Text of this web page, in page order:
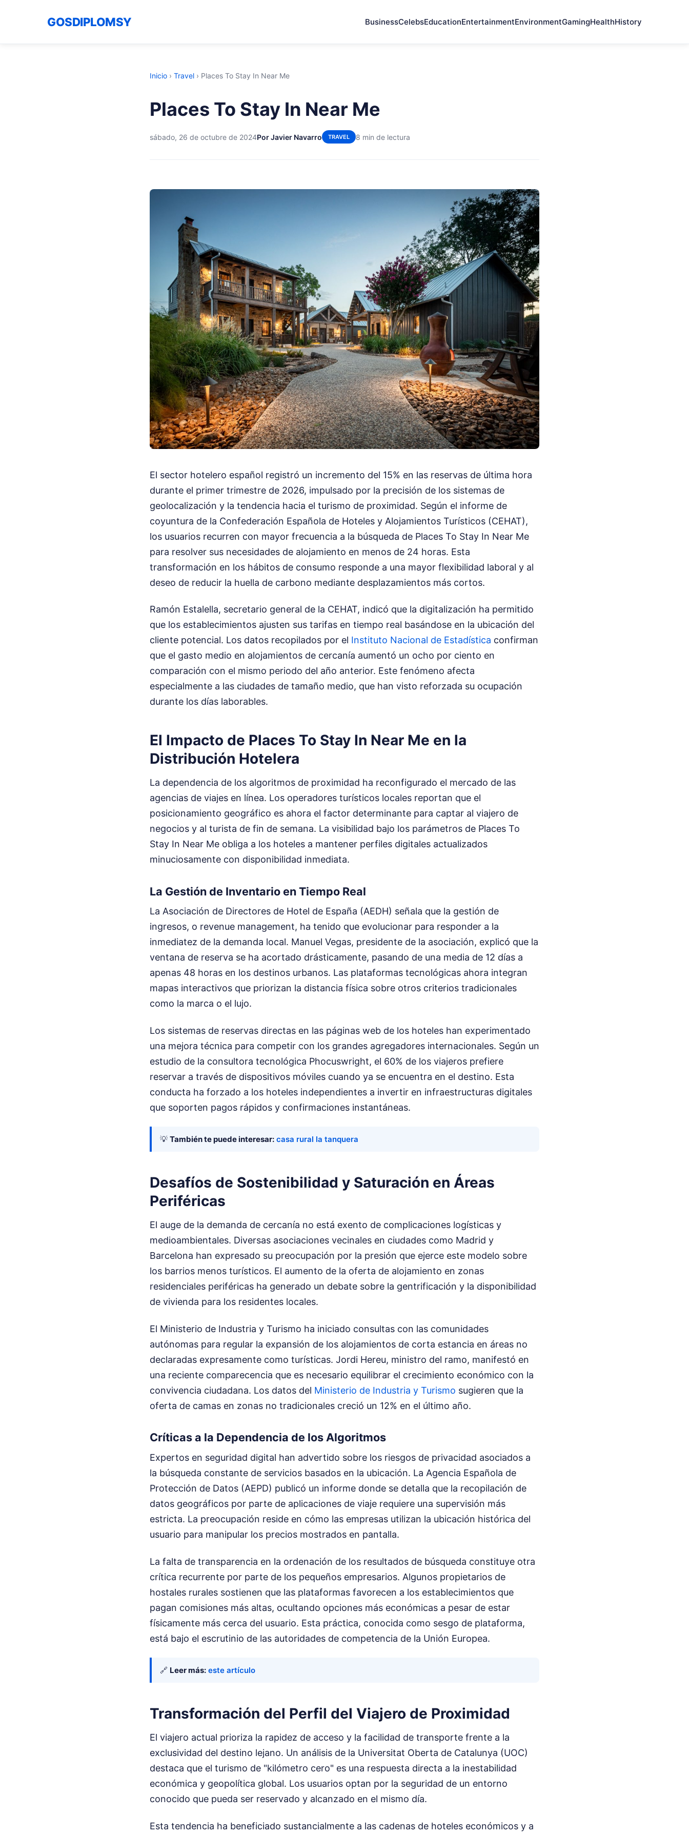
GOSDIPLOMSY BusinessCelebsEducationEntertainmentEnvironmentGamingHealthHistory
Inicio › Travel › Places To Stay In Near Me
Places To Stay In Near Me
sábado, 26 de octubre de 2024Por Javier Navarro TRAVEL 8 min de lectura
El sector hotelero español registró un incremento del 15% en las reservas de última hora
durante el primer trimestre de 2026, impulsado por la precisión de los sistemas de
geolocalización y la tendencia hacia el turismo de proximidad. Según el informe de
coyuntura de la Confederación Española de Hoteles y Alojamientos Turísticos (CEHAT),
los usuarios recurren con mayor frecuencia a la búsqueda de Places To Stay In Near Me
para resolver sus necesidades de alojamiento en menos de 24 horas. Esta
transformación en los hábitos de consumo responde a una mayor flexibilidad laboral y al
deseo de reducir la huella de carbono mediante desplazamientos más cortos.
Ramón Estalella, secretario general de la CEHAT, indicó que la digitalización ha permitido
que los establecimientos ajusten sus tarifas en tiempo real basándose en la ubicación del
cliente potencial. Los datos recopilados por el Instituto Nacional de Estadística confirman
que el gasto medio en alojamientos de cercanía aumentó un ocho por ciento en
comparación con el mismo periodo del año anterior. Este fenómeno afecta
especialmente a las ciudades de tamaño medio, que han visto reforzada su ocupación
durante los días laborables.
El Impacto de Places To Stay In Near Me en la
Distribución Hotelera
La dependencia de los algoritmos de proximidad ha reconfigurado el mercado de las
agencias de viajes en línea. Los operadores turísticos locales reportan que el
posicionamiento geográfico es ahora el factor determinante para captar al viajero de
negocios y al turista de fin de semana. La visibilidad bajo los parámetros de Places To
Stay In Near Me obliga a los hoteles a mantener perfiles digitales actualizados
minuciosamente con disponibilidad inmediata.
La Gestión de Inventario en Tiempo Real
La Asociación de Directores de Hotel de España (AEDH) señala que la gestión de
ingresos, o revenue management, ha tenido que evolucionar para responder a la
inmediatez de la demanda local. Manuel Vegas, presidente de la asociación, explicó que la
ventana de reserva se ha acortado drásticamente, pasando de una media de 12 días a
apenas 48 horas en los destinos urbanos. Las plataformas tecnológicas ahora integran
mapas interactivos que priorizan la distancia física sobre otros criterios tradicionales
como la marca o el lujo.
Los sistemas de reservas directas en las páginas web de los hoteles han experimentado
una mejora técnica para competir con los grandes agregadores internacionales. Según un
estudio de la consultora tecnológica Phocuswright, el 60% de los viajeros prefiere
reservar a través de dispositivos móviles cuando ya se encuentra en el destino. Esta
conducta ha forzado a los hoteles independientes a invertir en infraestructuras digitales
que soporten pagos rápidos y confirmaciones instantáneas.
💡 También te puede interesar: casa rural la tanquera
Desafíos de Sostenibilidad y Saturación en Áreas
Periféricas
El auge de la demanda de cercanía no está exento de complicaciones logísticas y
medioambientales. Diversas asociaciones vecinales en ciudades como Madrid y
Barcelona han expresado su preocupación por la presión que ejerce este modelo sobre
los barrios menos turísticos. El aumento de la oferta de alojamiento en zonas
residenciales periféricas ha generado un debate sobre la gentrificación y la disponibilidad
de vivienda para los residentes locales.
El Ministerio de Industria y Turismo ha iniciado consultas con las comunidades
autónomas para regular la expansión de los alojamientos de corta estancia en áreas no
declaradas expresamente como turísticas. Jordi Hereu, ministro del ramo, manifestó en
una reciente comparecencia que es necesario equilibrar el crecimiento económico con la
convivencia ciudadana. Los datos del Ministerio de Industria y Turismo sugieren que la
oferta de camas en zonas no tradicionales creció un 12% en el último año.
Críticas a la Dependencia de los Algoritmos
Expertos en seguridad digital han advertido sobre los riesgos de privacidad asociados a
la búsqueda constante de servicios basados en la ubicación. La Agencia Española de
Protección de Datos (AEPD) publicó un informe donde se detalla que la recopilación de
datos geográficos por parte de aplicaciones de viaje requiere una supervisión más
estricta. La preocupación reside en cómo las empresas utilizan la ubicación histórica del
usuario para manipular los precios mostrados en pantalla.
La falta de transparencia en la ordenación de los resultados de búsqueda constituye otra
crítica recurrente por parte de los pequeños empresarios. Algunos propietarios de
hostales rurales sostienen que las plataformas favorecen a los establecimientos que
pagan comisiones más altas, ocultando opciones más económicas a pesar de estar
físicamente más cerca del usuario. Esta práctica, conocida como sesgo de plataforma,
está bajo el escrutinio de las autoridades de competencia de la Unión Europea.
🔗 Leer más: este artículo
Transformación del Perfil del Viajero de Proximidad
El viajero actual prioriza la rapidez de acceso y la facilidad de transporte frente a la
exclusividad del destino lejano. Un análisis de la Universitat Oberta de Catalunya (UOC)
destaca que el turismo de "kilómetro cero" es una respuesta directa a la inestabilidad
económica y geopolítica global. Los usuarios optan por la seguridad de un entorno
conocido que pueda ser reservado y alcanzado en el mismo día.
Esta tendencia ha beneficiado sustancialmente a las cadenas de hoteles económicos y a